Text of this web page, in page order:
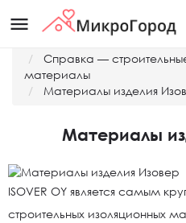
menu
Справка —
материалы
Материалы изделия
Материалы
ISOVER ОY является самым
строительных изоляционных